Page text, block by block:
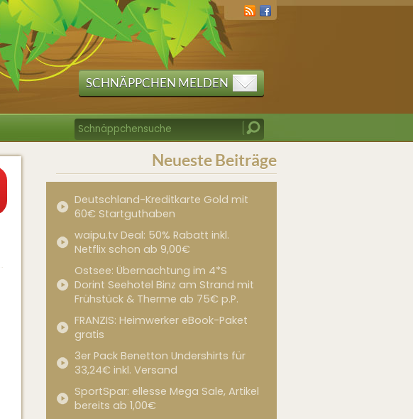
SCHNÄPPCHEN MELDEN
Neueste Beiträge
Deutschland-Kreditkarte Gold mit
60€ Startguthaben
waipu.tv Deal: 50% Rabatt inkl.
Netflix schon ab 9,00€
Ostsee: Übernachtung im 4*S
Dorint Seehotel Binz am Strand mit
Frühstück & Therme ab 75€ p.P.
FRANZIS: Heimwerker eBook-Paket
gratis
3er Pack Benetton Undershirts für
33,24€ inkl. Versand
SportSpar: ellesse Mega Sale, Artikel
bereits ab 1,00€